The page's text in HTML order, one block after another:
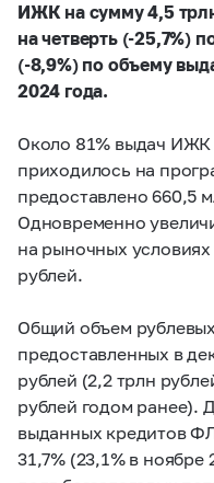
ИЖК на сумму 4,5
на четверть (-25,7%)
(-8,9%) по объему
2024 года.
Около 81% выдач ИЖК
приходилось на
предоставлено 660,5
Одновременно
на рыночных условиях
рублей.
Общий объем
предоставленных в
рублей (2,2 трлн
рублей годом ранее).
выданных кредитов
31,7% (23,1% в